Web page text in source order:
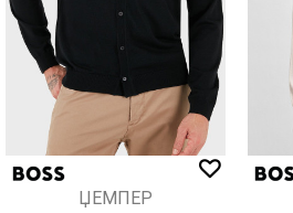
ЏЕМПЕР